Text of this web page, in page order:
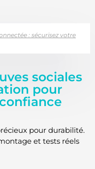
: sécurisez votre
sociales
pour
pour durabilité.
et tests réels